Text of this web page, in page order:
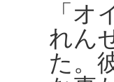
「
れん
た。